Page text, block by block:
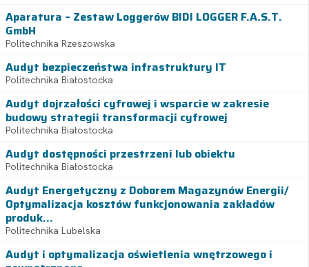
Aparatura – Zestaw Loggerów BIDI LOGGER F.A.S.T.
GmbH
Politechnika Rzeszowska
Audyt bezpieczeństwa infrastruktury IT
Politechnika Białostocka
Audyt dojrzałości cyfrowej i wsparcie w zakresie
budowy strategii transformacji cyfrowej
Politechnika Białostocka
Audyt dostępności przestrzeni lub obiektu
Politechnika Białostocka
Audyt Energetyczny z Doborem Magazynów Energii/
Optymalizacja kosztów funkcjonowania zakładów
produk...
Politechnika Lubelska
Audyt i optymalizacja oświetlenia wnętrzowego i